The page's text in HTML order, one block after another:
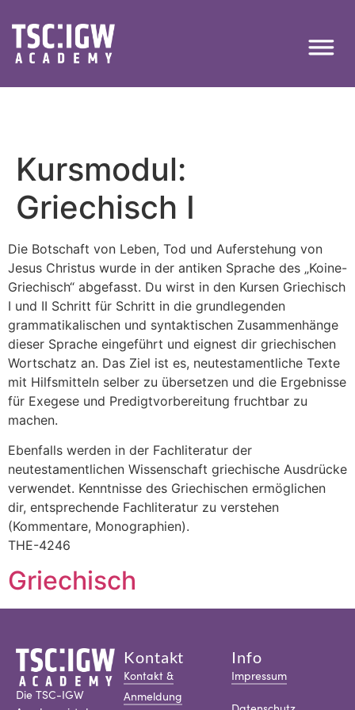
Kursmodul:
Griechisch I
Die Botschaft von Leben, Tod und Auferstehung von
Jesus Christus wurde in der antiken Sprache des „Koine-
Griechisch“ abgefasst. Du wirst in den Kursen Griechisch
I und II Schritt für Schritt in die grundlegenden
grammatikalischen und syntaktischen Zusammenhänge
dieser Sprache eingeführt und eignest dir griechischen
Wortschatz an. Das Ziel ist es, neutestamentliche Texte
mit Hilfsmitteln selber zu übersetzen und die Ergebnisse
für Exegese und Predigtvorbereitung fruchtbar zu
machen.
Ebenfalls werden in der Fachliteratur der
neutestamentlichen Wissenschaft griechische Ausdrücke
verwendet. Kenntnisse des Griechischen ermöglichen
dir, entsprechende Fachliteratur zu verstehen
(Kommentare, Monographien).
THE-4246
Griechisch
Die TSC-IGW
Kontakt
Kontakt &
Anmeldung
Info
Impressum